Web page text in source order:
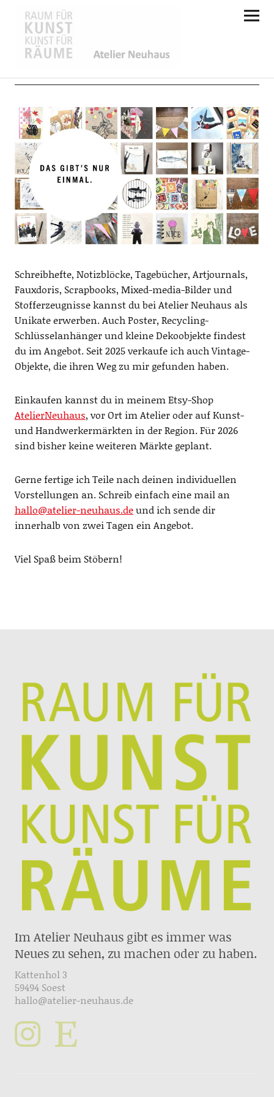
Atelier Neuhaus
Schreibhefte, Notizblöcke, Tagebücher, Artjournals,
Fauxdoris, Scrapbooks, Mixed-media-Bilder und
Stofferzeugnisse kannst du bei Atelier Neuhaus als
Unikate erwerben. Auch Poster, Recycling-
Schlüsselanhänger und kleine Dekoobjekte findest
du im Angebot. Seit 2025 verkaufe ich auch Vintage-
Objekte, die ihren Weg zu mir gefunden haben.
Einkaufen kannst du in meinem Etsy-Shop
AtelierNeuhaus, vor Ort im Atelier oder auf Kunst-
und Handwerkermärkten in der Region. Für 2026
sind bisher keine weiteren Märkte geplant.
Gerne fertige ich Teile nach deinen individuellen
Vorstellungen an. Schreib einfach eine mail an
hallo@atelier-neuhaus.deund ich sende dir
innerhalb von zwei Tagen ein Angebot.
Viel Spaß beim Stöbern!
Im Atelier Neuhaus gibt es immer was
Neues zu sehen, zu machen oder zu haben.
Kattenhol 3
59494 Soest
hallo@atelier-neuhaus.de